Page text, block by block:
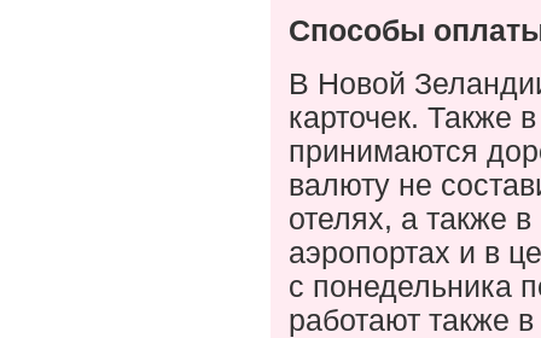
Способы
В Новой
карточек. Также
принимаются
валюту не
отелях, а также
аэропортах и в
с понедельника
работают также в